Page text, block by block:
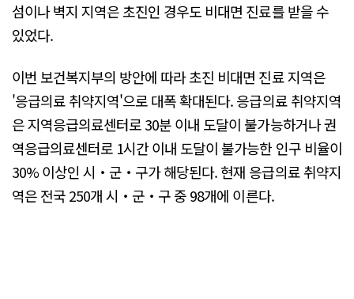
섬이나 벽지 지역은 초진인 경우도 비대면 진료를 받을 수
있었다.
이번 보건복지부의 방안에 따라 초진 비대면 진료 지역은
'응급의료 취약지역'으로 대폭 확대된다. 응급의료 취약지역
은 지역응급의료센터로 30분 이내 도달이 불가능하거나 권
역응급의료센터로 1시간 이내 도달이 불가능한 인구 비율이
30% 이상인 시‧군‧구가 해당된다. 현재 응급의료 취약지
역은 전국 250개 시‧군‧구 중 98개에 이른다.